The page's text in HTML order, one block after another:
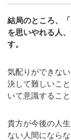
結局のところ、
を思いやれる人
す。
気配りができな
決して難しいこ
いて意識するこ
貴方が今後の人
ない人間になら